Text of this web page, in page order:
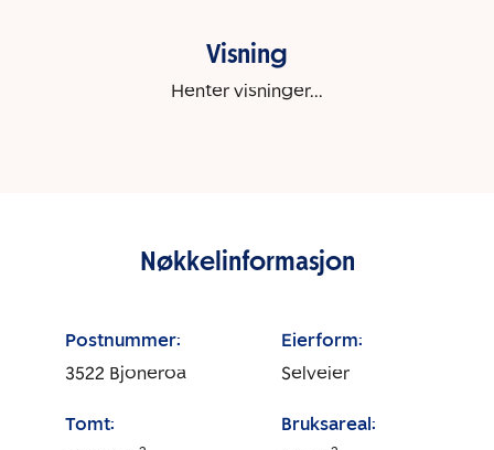
Visning
Henter visninger...
Nøkkelinformasjon
Postnummer:
3522 Bjoneroa
Eierform:
Selveier
Tomt:
Bruksareal: